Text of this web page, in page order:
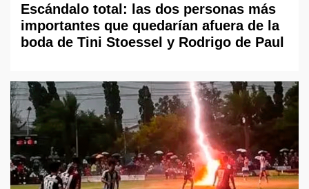
Escándalo total: las dos personas más
importantes que quedarían afuera de la
boda de Tini Stoessel y Rodrigo de Paul